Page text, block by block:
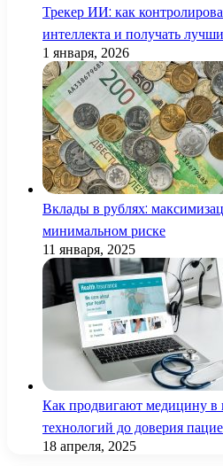
Трекер ИИ: как
интеллекта и получать
1 января, 2026
Вклады в рублях:
минимальном риске
11 января, 2025
Как продвигают медицину в
технологий до доверия
18 апреля, 2025